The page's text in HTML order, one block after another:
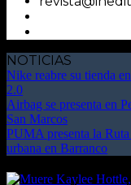
NOTICIAS
Nike reabre su tienda
2.0
Airbag se presenta en
San Marcos
PUMA presenta la
urbana en Barranco